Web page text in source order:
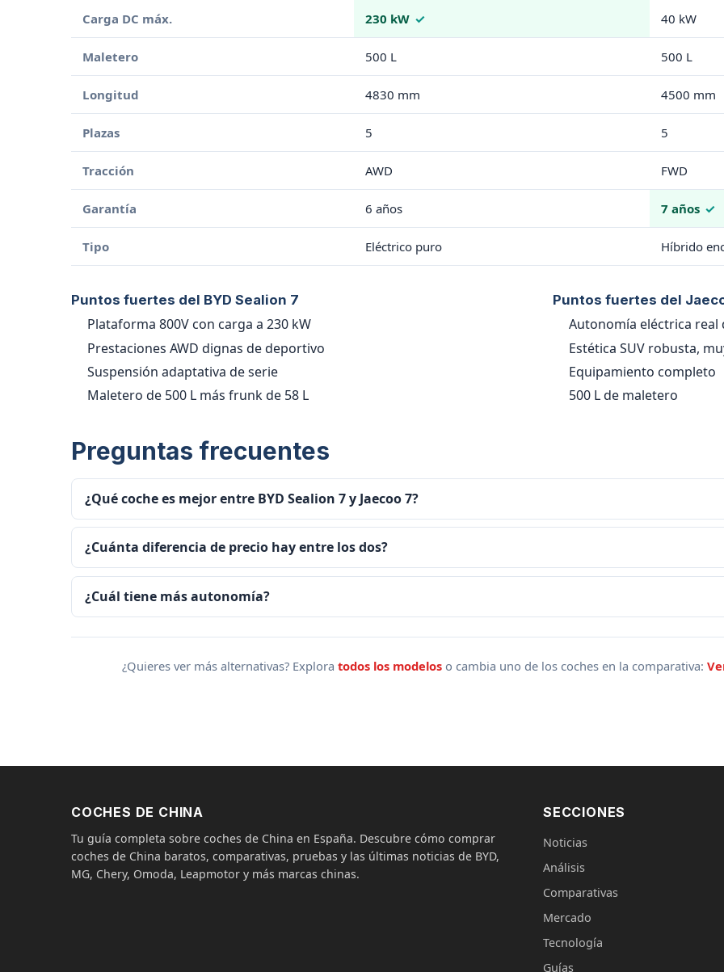
Carga DC máx. 230 kW 40 kW
Maletero 500 L 500 L
Longitud 4830 mm 4500 mm
Plazas 5 5
Tracción AWD FWD
Garantía 6 años 7 años
Tipo Eléctrico puro Híbrido
Puntos fuertes del BYD Sealion 7
Plataforma 800V con carga a 230 kW
Prestaciones AWD dignas de deportivo
Suspensión adaptativa de serie
Maletero de 500 L más frunk de 58 L
Puntos fuertes del
Autonomía eléctrica real
Estética SUV robusta,
Equipamiento completo
500 L de maletero
Preguntas frecuentes
¿Qué coche es mejor entre BYD Sealion 7 y Jaecoo 7?
¿Cuánta diferencia de precio hay entre los dos?
¿Cuál tiene más autonomía?
¿Quieres ver más alternativas? Explora todos los modelos o cambia uno de los coches en la comparativa:
COCHES DE CHINA
Tu guía completa sobre coches de China en España. Descubre cómo comprar
coches de China baratos, comparativas, pruebas y las últimas noticias de BYD,
MG, Chery, Omoda, Leapmotor y más marcas chinas.
SECCIONES
Noticias
Análisis
Comparativas
Mercado
Tecnología
Guías